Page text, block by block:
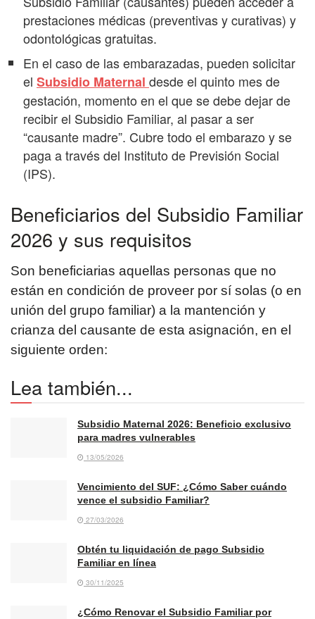
prestaciones médicas (preventivas y curativas) y
odontológicas gratuitas.
En el caso de las embarazadas, pueden solicitar
el Subsidio Maternal desde el quinto mes de
gestación, momento en el que se debe dejar de
recibir el Subsidio Familiar, al pasar a ser
“causante madre”. Cubre todo el embarazo y se
paga a través del Instituto de Previsión Social
(IPS).
Beneficiarios del Subsidio Familiar
2026 y sus requisitos
Son beneficiarias aquellas personas que no
están en condición de proveer por sí solas (o en
unión del grupo familiar) a la mantención y
crianza del causante de esta asignación, en el
siguiente orden:
Lea también...
Subsidio Maternal 2026: Beneficio exclusivo
para madres vulnerables
13/05/2026
Vencimiento del SUF: ¿Cómo Saber cuándo
vence el subsidio Familiar?
27/03/2026
Obtén tu liquidación de pago Subsidio
Familiar en línea
30/11/2025
¿Cómo Renovar el Subsidio Familiar por